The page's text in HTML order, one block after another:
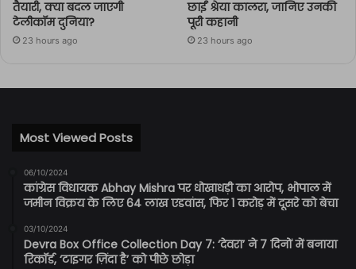
तैयारी, क्या बदल जाएगी
टेलीकॉम दुनिया?
23 hours ago
छाईं श्रेया कालरा, जानिए उनकी
पूरी कहानी
23 hours ago
Most Viewed Posts
06/10/2024
कांग्रेस विधायक Abhay Mishra पर धोखाधड़ी का आरोप, भोपाल में
जमीन विक्रय के लिए 64 लाख एडवांस, फिर 1 करोड़ में दूसरे को बेचा
03/10/2024
Devra Box Office Collection Day 7: ‘देवरा’ ने 7 दिनों में बनाया
रिकॉर्ड, ‘टाइगर ज़िंदा है’ को पीछे छोड़ा